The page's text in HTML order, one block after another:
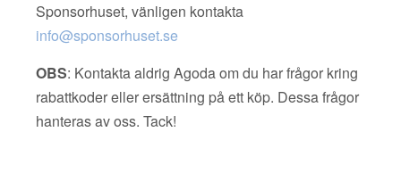
Sponsorhuset, vänligen kontakta
info@sponsorhuset.se
OBS: Kontakta aldrig Agoda om du har frågor kring
rabattkoder eller ersättning på ett köp. Dessa frågor
hanteras av oss. Tack!